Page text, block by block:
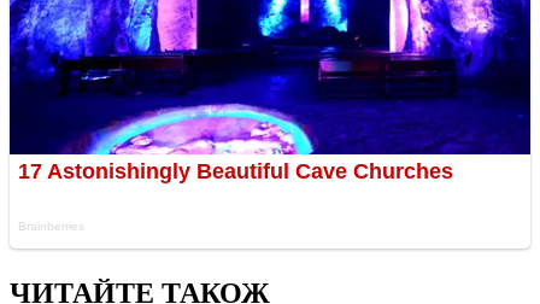
ЧИТАЙТЕ ТАКОЖ